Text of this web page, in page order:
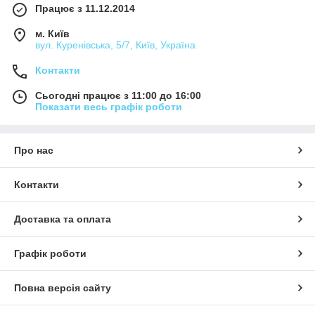
Працює з 11.12.2014
м. Київ
вул. Куренівська, 5/7, Київ, Україна
Контакти
Сьогодні працює з 11:00 до 16:00
Показати весь графік роботи
Про нас
Контакти
Доставка та оплата
Графік роботи
Повна версія сайту